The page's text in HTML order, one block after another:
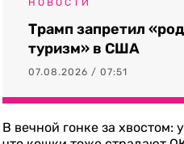
НОВОСТИ
Трамп запретил
туризм» в США
07.08.2026 / 07:51
В вечной гонке за хвостом: